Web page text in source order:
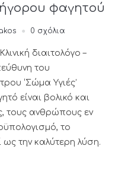
φαγητού
0 σχόλια
διαιτολόγο –
του
‘Σώμα Υγιές’
είναι βολικό και
τους ανθρώπους εν
το
την καλύτερη λύση.